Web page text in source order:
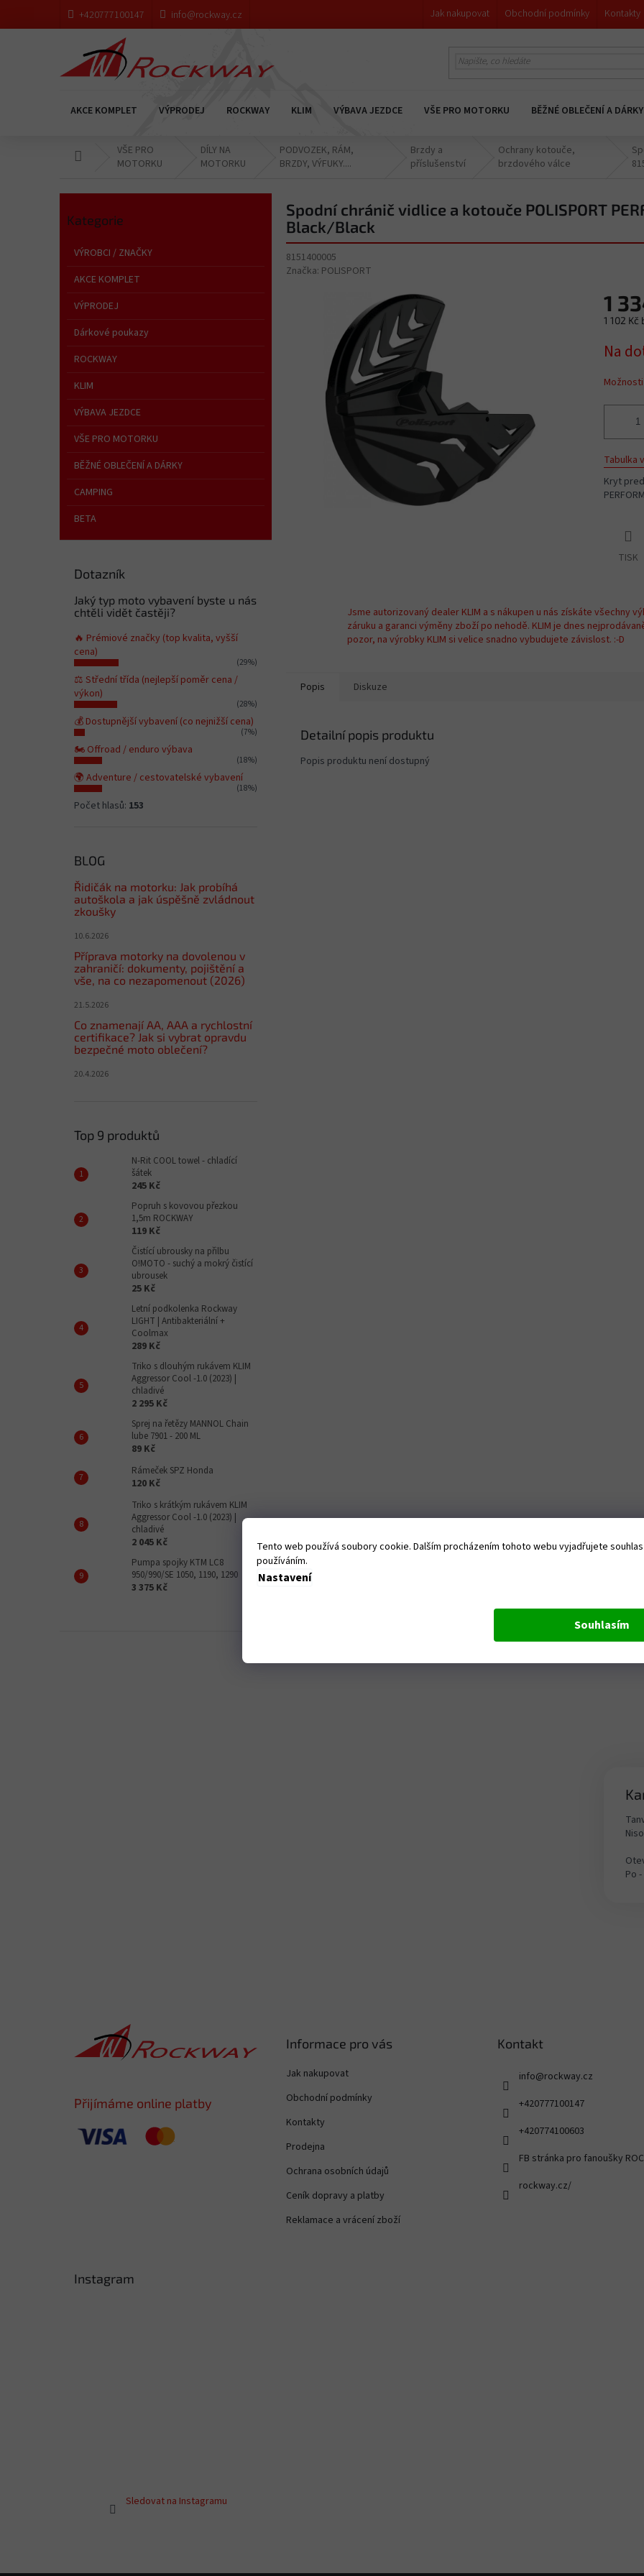
Tento web používá soubory cookie. Dalším procházením tohoto webu vyjadřujete
používáním.
Nastavení
Souhlasím
obsah
+420777100147 info@rockway.cz Jak nakupovat Obchodní podmínky Kontakty
AKCE KOMPLET VÝPRODEJ ROCKWAY KLIM VÝBAVA JEZDCE VŠE PRO MOTORKU BĚŽNÉ OBLEČENÍ A DÁRKY
VŠE PRO
MOTORKU
DÍLY NA
MOTORKU
PODVOZEK, RÁM,
BRZDY, VÝFUKY....
Brzdy a
příslušenství
Ochrany kotouče,
brzdového válce
kategorie
Kategorie
VÝROBCI / ZNAČKY
AKCE KOMPLET
VÝPRODEJ
Dárkové poukazy
ROCKWAY
KLIM
VÝBAVA JEZDCE
VŠE PRO MOTORKU
BĚŽNÉ OBLEČENÍ A DÁRKY
CAMPING
BETA
Dotazník
Jaký typ moto vybavení byste u nás
chtěli vidět častěji?
🔥 Prémiové značky (top kvalita, vyšší
cena)
(29%)
⚖️ Střední třída (nejlepší poměr cena /
výkon)
(28%)
💰 Dostupnější vybavení (co nejnižší cena)
(7%)
🏍️ Offroad / enduro výbava
(18%)
🌍 Adventure / cestovatelské vybavení
(18%)
Počet hlasů: 153
BLOG
Řidičák na motorku: Jak probíhá
autoškola a jak úspěšně zvládnout
zkoušky
10.6.2026
Příprava motorky na dovolenou v
zahraničí: dokumenty, pojištění a
vše, na co nezapomenout (2026)
21.5.2026
Co znamenají AA, AAA a rychlostní
certifikace? Jak si vybrat opravdu
bezpečné moto oblečení?
20.4.2026
Top 9 produktů
N-Rit COOL towel - chladící
šátek
245 Kč
Popruh s kovovou přezkou
1,5m ROCKWAY
119 Kč
Čistící ubrousky na přilbu
O!MOTO - suchý a mokrý čistící
ubrousek
25 Kč
Letní podkolenka Rockway
LIGHT | Antibakteriální +
Coolmax
289 Kč
Triko s dlouhým rukávem KLIM
Aggressor Cool -1.0 (2023) |
chladivé
2 295 Kč
Sprej na řetězy MANNOL Chain
lube 7901 - 200 ML
89 Kč
Rámeček SPZ Honda
120 Kč
Triko s krátkým rukávem KLIM
Aggressor Cool -1.0 (2023) |
chladivé
2 045 Kč
Pumpa spojky KTM LC8
950/990/SE 1050, 1190, 1290
3 375 Kč
Spodní chránič vidlice a kotouče POLISPORT
Black/Black
8151400005
Značka: POLISPORT
1
1 102 Kč
cena:
Na
Tabulka
Kryt
TISK
Jsme autorizovaný dealer KLIM a s nákupen u nás získáte všechny
záruku a garanci výměny zboží po nehodě. KLIM je dnes
pozor, na výrobky KLIM si velice snadno vybudujete závislost. :-D
Popis Diskuze
Detailní popis produktu
Popis produktu není dostupný
Po
Přijímáme online platby
Informace pro vás
Jak nakupovat
Obchodní podmínky
Kontakty
Prodejna
Ochrana osobních údajů
Ceník dopravy a platby
Reklamace a vrácení zboží
Kontakt
info@rockway.cz
+420777100147
+420774100603
FB stránka pro fanoušky
rockway.cz/
Instagram
Sledovat na Instagramu